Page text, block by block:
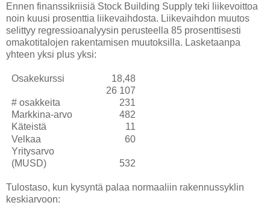
Ennen finanssikriisiä Stock Building Supply teki liikevoittoa
noin kuusi prosenttia liikevaihdosta. Liikevaihdon muutos
selittyy regressioanalyysin perusteella 85 prosenttisesti
omakotitalojen rakentamisen muutoksilla. Lasketaanpa
yhteen yksi plus yksi:
Osakekurssi 18,48
# osakkeita
26 107
231
Markkina-arvo
482
Käteistä
11
Velkaa
60
Yritysarvo
(MUSD)
532
Tulostaso, kun kysyntä palaa normaaliin rakennussyklin
keskiarvoon: